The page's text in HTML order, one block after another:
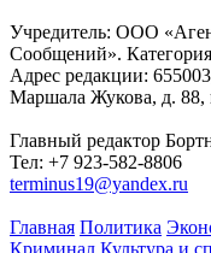
Учредитель: ООО
Сообщений».
Адрес редакции:
Маршала Жукова, д. 88,
Главный редактор
Тел: +7 923-582-8806
terminus19@yandex.ru
Главная Политика
Криминал Культура и